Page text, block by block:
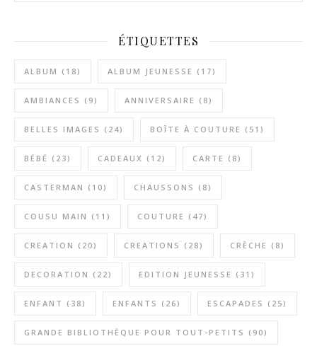
ÉTIQUETTES
ALBUM (18) ALBUM JEUNESSE (17)
AMBIANCES (9) ANNIVERSAIRE (8)
BELLES IMAGES (24) BOÎTE À COUTURE (51)
BÉBÉ (23) CADEAUX (12) CARTE (8)
CASTERMAN (10) CHAUSSONS (8)
COUSU MAIN (11) COUTURE (47)
CREATION (20) CREATIONS (28) CRÈCHE (8)
DECORATION (22) EDITION JEUNESSE (31)
ENFANT (38) ENFANTS (26) ESCAPADES (25)
GRANDE BIBLIOTHÈQUE POUR TOUT-PETITS (90)